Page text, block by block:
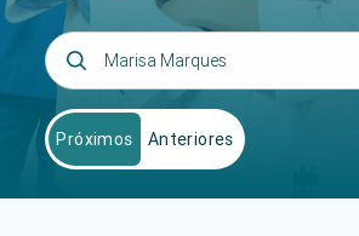
Próximos Anteriores